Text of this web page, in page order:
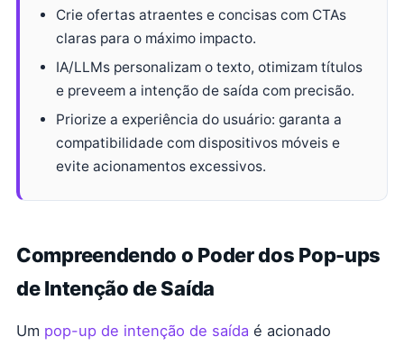
Crie ofertas atraentes e concisas com CTAs
claras para o máximo impacto.
IA/LLMs personalizam o texto, otimizam títulos
e preveem a intenção de saída com precisão.
Priorize a experiência do usuário: garanta a
compatibilidade com dispositivos móveis e
evite acionamentos excessivos.
Compreendendo o Poder dos Pop-ups
de Intenção de Saída
Um pop-up de intenção de saída é acionado